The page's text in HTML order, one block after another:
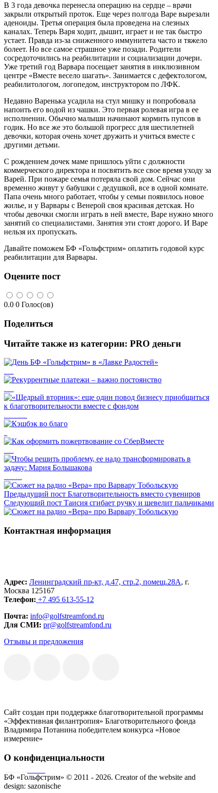
В 3 года девочка перенесла операцию на сердце – врачи
закрыли открытый проток. Еще через полгода Варе вырезали
аденоиды. Третья операция была проведена на слезных
каналах. Теперь Варя ходит, дышит, играет и не так быстро
устает. Правда из-за сниженного иммунитета часто и тяжело
болеет. Но все самое страшное уже позади. Родители
сосредоточились на реабилитации и социализации дочери.
Уже третий год Варвара посещает занятия в инклюзивном
центре «Вместе весело шагать». Занимается с дефектологом,
реабилитологом, логопедом, инструктором по ЛФК.
Недавно Варенька усадила на стул мишку и попробовала
напоить его водой из чашки. Это первая ролевая игра в ее
исполнении. Обычно малыши начинают кормить пупсов в
годик. Но все же это большой прогресс для шестилетней
девочки, которая очень хочет дружить и учиться вместе с
другими детьми.
С рождением дочек маме пришлось уйти с должности
коммерческого директора и посвятить все свое время уходу за
Варей. При пожаре семья потеряла свой дом. Сейчас они
временно живут у бабушки с дедушкой, все в одной комнате.
Папа очень много работает, чтобы у семьи появилось новое
жилье, и у Варвары с Венерой своя красивая детская. Но
чтобы девочки смогли играть в ней вместе, Варе нужно много
занятий со специалистами. Занятия эти стоят дорого. И Варе
нельзя их пропускать.
Давайте поможем БФ «Гольфстрим» оплатить годовой курс
реабилитации для Варвары.
Оцените пост
0.0 0 Голос(ов)
Поделиться
Читайте также из категории: PRO деньги
Предыдущий пост Благотворительность вместо сувениров
Следующий пост Таисия сгибает ручку и шевелит пальчиками
Контактная информация
Адрес: Ленинградский пр-кт, д.47, стр.2, помещ.28А, г.
Москва 125167
Телефон: +7 495 613-55-12
Почта: info@golfstreamfond.ru
Для СМИ: pr@golfstreamfond.ru
Отзывы и предложения
Сайт создан при поддержке благотворительной программы
«Эффективная филантропия» Благотворительного фонда
Владимира Потанина победителем конкурса «Новое
измерение»
О конфиденциальности
БФ «Гольфстрим» © 2011 - 2026. Creator of the website and
design: sazonische